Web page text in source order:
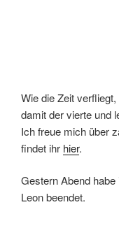
Wie die Zeit
damit der vierte und
Ich freue mich über
findet ihr hier.
Gestern Abend habe
Leon beendet.